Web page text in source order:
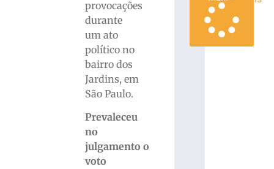
provocações
durante
um ato
político no
bairro dos
Jardins, em
São Paulo.
Prevaleceu
no
julgamento o
voto